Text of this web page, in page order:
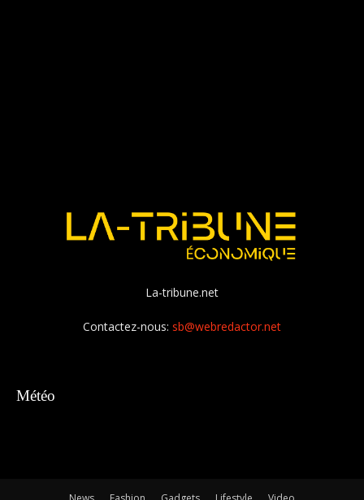
La-tribune.net
Contactez-nous: sb@webredactor.net
Météo